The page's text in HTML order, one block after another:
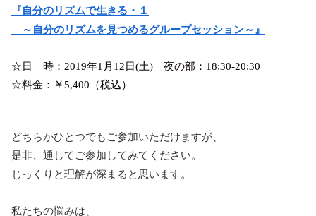
『自分のリズムで生きる・１
～自分のリズムを見つめるグループセッション～』
☆日 時：2019年1月12日(土) 夜の部：18:30-20:30
☆料金：￥5,400（税込）
どちらかひとつでもご参加いただけますが、
是非、通してご参加してみてください。
じっくりと理解が深まると思います。
私たちの悩みは、